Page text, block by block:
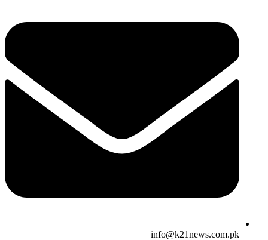
info@k21news.com.pk